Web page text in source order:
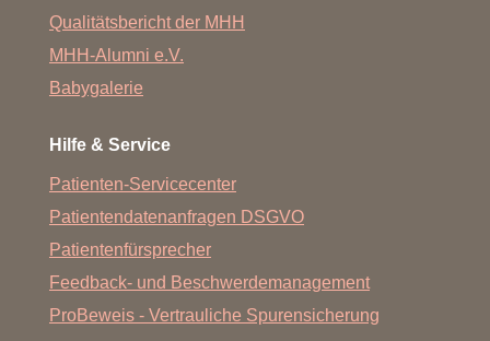
Qualitätsbericht der MHH
MHH-Alumni e.V.
Babygalerie
Hilfe & Service
Patienten-Servicecenter
Patientendatenanfragen DSGVO
Patientenfürsprecher
Feedback- und Beschwerdemanagement
ProBeweis - Vertrauliche Spurensicherung